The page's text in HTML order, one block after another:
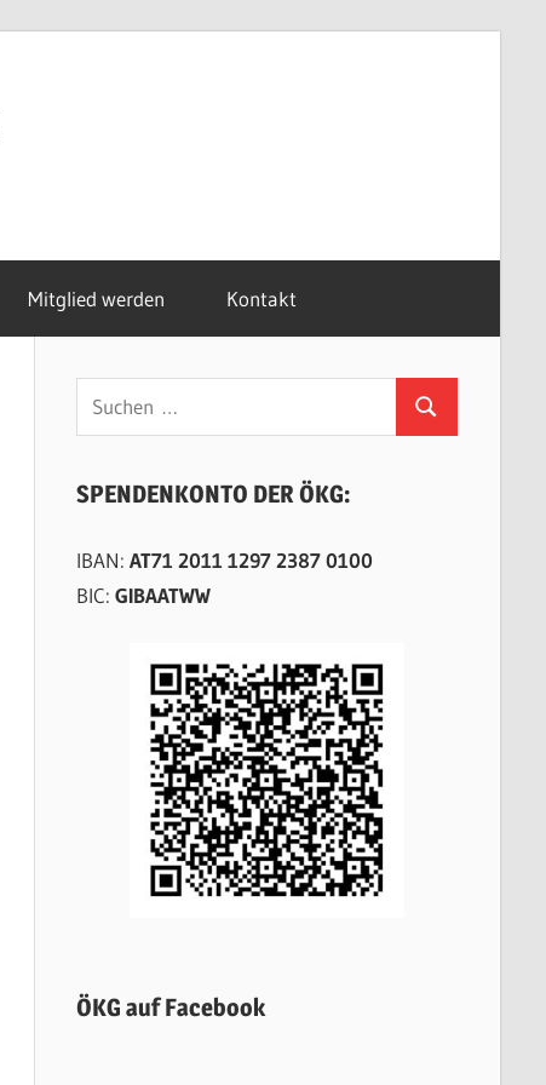
Mitglied werden Kontakt
Suchen
nach:
Suchen
SPENDENKONTO DER ÖKG:
IBAN: AT71 2011 1297 2387 0100
BIC: GIBAATWW
ÖKG auf Facebook